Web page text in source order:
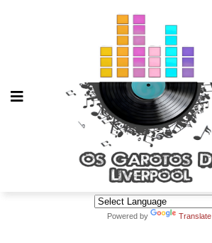
Powered by Translate